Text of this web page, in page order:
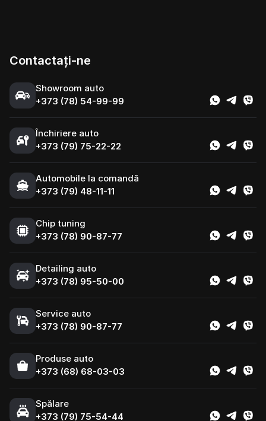
Contactați-ne
Showroom auto
+373 (78) 54-99-99
Închiriere auto
+373 (79) 75-22-22
Automobile la comandă
+373 (79) 48-11-11
Chip tuning
+373 (78) 90-87-77
Detailing auto
+373 (78) 95-50-00
Service auto
+373 (78) 90-87-77
Produse auto
+373 (68) 68-03-03
Spălare
+373 (79) 75-54-44